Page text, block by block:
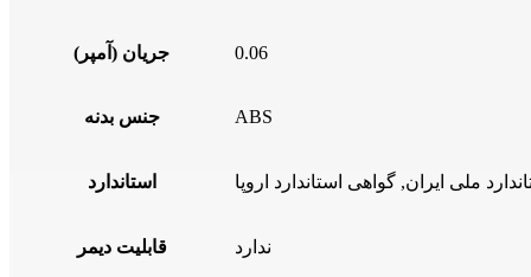
جریان (آمپر) 0.06
جنس بدنه ABS
استاندارد
قابلیت دیمر ندارد